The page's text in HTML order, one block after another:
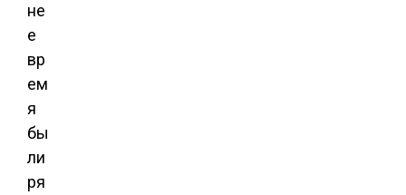
не
е
вр
ем
я
бы
ли
ря